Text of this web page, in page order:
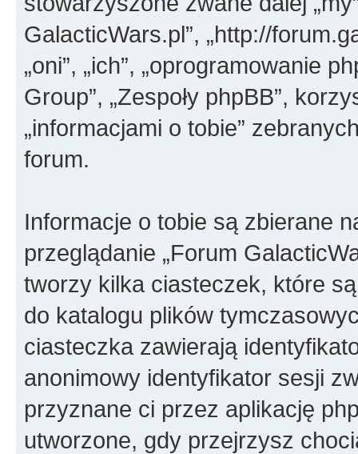
GalacticWars.pl”, „http://
„oni”, „ich”, „oprogramowanie
Group”, „Zespoły phpBB”,
„informacjami o tobie”
forum.
Informacje o tobie są zbierane
przeglądanie „Forum
tworzy kilka ciasteczek, które
do katalogu plików
ciasteczka zawierają
anonimowy identyfikator sesji
przyznane ci przez aplikację
utworzone, gdy przejrzysz